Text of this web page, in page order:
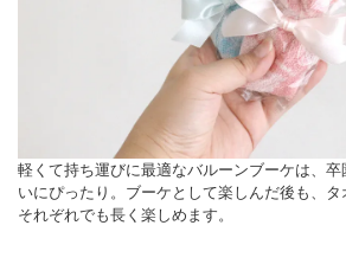
軽くて持ち運びに最適なバルーンブーケは、
いにぴったり。ブーケとして楽しんだ後も、
それぞれでも長く楽しめます。